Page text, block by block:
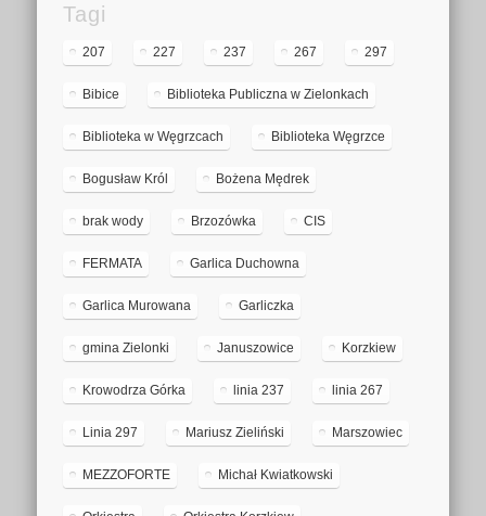
Tagi
207 227 237 267 297
Bibice Biblioteka Publiczna w Zielonkach
Biblioteka w Węgrzcach Biblioteka Węgrzce
Bogusław Król Bożena Mędrek
brak wody Brzozówka CIS
FERMATA Garlica Duchowna
Garlica Murowana Garliczka
gmina Zielonki Januszowice Korzkiew
Krowodrza Górka linia 237 linia 267
Linia 297 Mariusz Zieliński Marszowiec
MEZZOFORTE Michał Kwiatkowski